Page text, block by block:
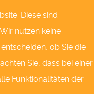
Diese sind
nutzen keine
ob Sie die
Sie, dass bei einer
Funktionalitäten der